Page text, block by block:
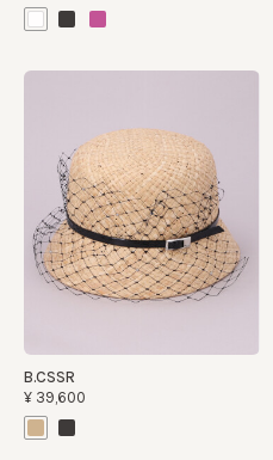
B.CSSR
¥39,600